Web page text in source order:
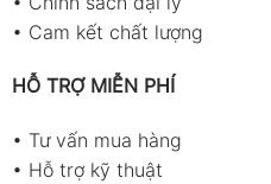
• Cam kết chất lượng
HỖ TRỢ MIỄN PHÍ
• Tư vấn mua hàng
• Hỗ trợ kỹ thuật